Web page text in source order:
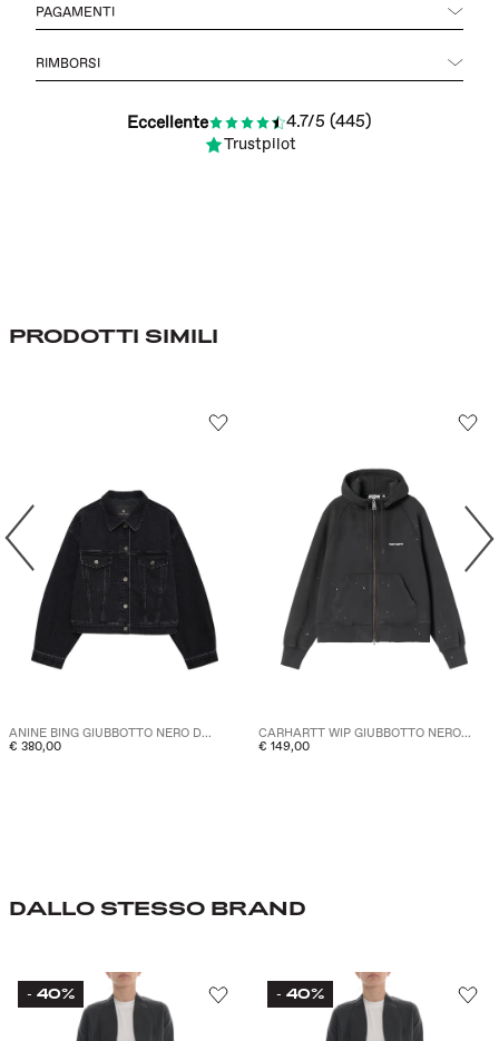
PAGAMENTI
RIMBORSI
Eccellente 4.7/5 (445)
Trustpilot
PRODOTTI SIMILI
ANINE BING GIUBBOTTO NERO D...
€ 380,00
CARHARTT WIP GIUBBOTTO NERO...
€ 149,00
DALLO STESSO BRAND
- 40% - 40%